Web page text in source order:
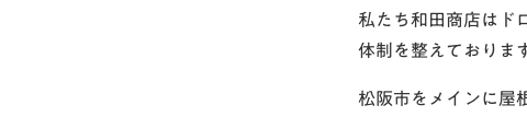
私たち和田商店はド
体制を整えておりま
松阪市をメインに屋